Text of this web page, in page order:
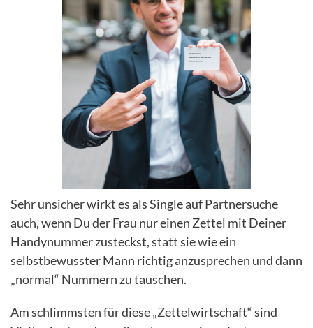
Sehr unsicher wirkt es als Single auf Partnersuche
auch, wenn Du der Frau nur einen Zettel mit Deiner
Handynummer zusteckst, statt sie wie ein
selbstbewusster Mann richtig anzusprechen und dann
„normal“ Nummern zu tauschen.
Am schlimmsten für diese „Zettelwirtschaft“ sind